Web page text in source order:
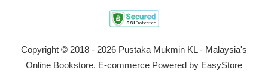
Copyright © 2018 - 2026 Pustaka Mukmin KL - Malaysia's
Online Bookstore. E-commerce Powered by EasyStore